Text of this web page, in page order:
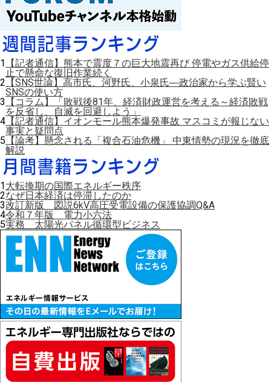
1
【記者通信】熊本で震度７の巨大地震再び 停電やガス供給停
止で懸命な復旧作業続く
2 【SNS世論】高市氏、河野氏、小泉氏―政治家から学ぶ賢い
SNSの使い方
3
【コラム】「敗戦後81年、経済財政運営を考える～経済敗戦
を反省し、自滅を回避しよう」
4 【記者通信】イオンモール熊本爆発事故 マスコミが報じない
事実と疑問点
5 【論考】懸念される「複合石油危機」 中東情勢の現況を徹底
解説
1大転換期の国際エネルギー秩序
2なぜ日本経済は停滞したのか
3改訂新版 図説6kV高圧受電設備の保護協調Q&A
4令和７年版 電力小六法
5実務 太陽光パネル循環型ビジネス